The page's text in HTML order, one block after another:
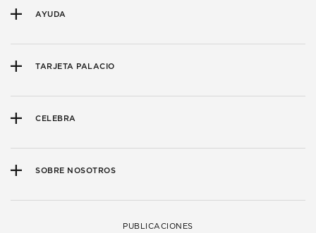
AYUDA
TARJETA PALACIO
CELEBRA
SOBRE NOSOTROS
PUBLICACIONES